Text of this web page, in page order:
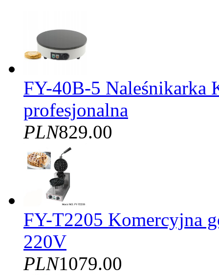
FY-40B-5 Naleśnikarka
profesjonalna
PLN829.00
FY-T2205 Komercyjna
220V
PLN1079.00